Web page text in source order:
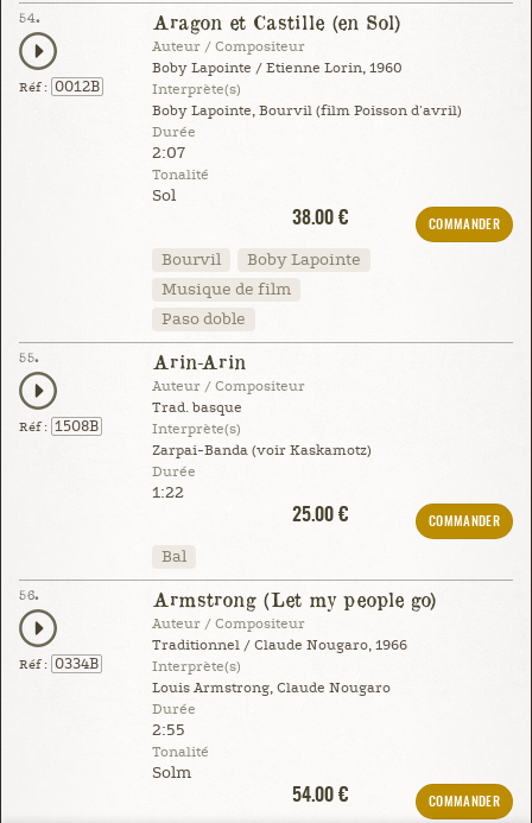
54.
Réf : 0012B
Aragon et Castille (en Sol)
Auteur / Compositeur
Boby Lapointe / Etienne Lorin, 1960
Interprète(s)
Boby Lapointe, Bourvil (film Poisson d'avril)
Durée
2:07
Tonalité
Sol
38.00 €
COMMANDER
Bourvil
Boby Lapointe
Musique de film
Paso doble
55.
Réf : 1508B
Arin-Arin
Auteur / Compositeur
Trad. basque
Interprète(s)
Zarpai-Banda (voir Kaskamotz)
Durée
1:22
25.00 €
COMMANDER
Bal
56.
Réf : 0334B
Armstrong (Let my people go)
Auteur / Compositeur
Traditionnel / Claude Nougaro, 1966
Interprète(s)
Louis Armstrong, Claude Nougaro
Durée
2:55
Tonalité
Solm
54.00 €
COMMANDER